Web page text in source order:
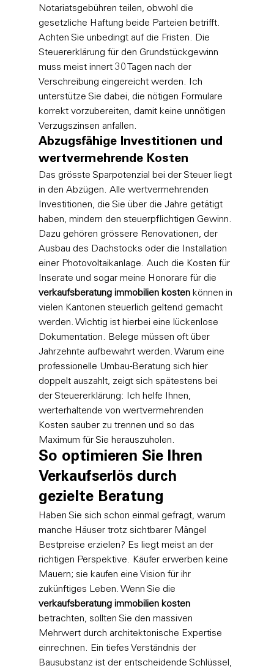
Notariatsgebühren teilen, obwohl die
gesetzliche Haftung beide Parteien betrifft.
Achten Sie unbedingt auf die Fristen. Die
Steuererklärung für den Grundstückgewinn
muss meist innert 30 Tagen nach der
Verschreibung eingereicht werden. Ich
unterstütze Sie dabei, die nötigen Formulare
korrekt vorzubereiten, damit keine unnötigen
Verzugszinsen anfallen.
Abzugsfähige Investitionen und
wertvermehrende Kosten
Das grösste Sparpotenzial bei der Steuer liegt
in den Abzügen. Alle wertvermehrenden
Investitionen, die Sie über die Jahre getätigt
haben, mindern den steuerpflichtigen Gewinn.
Dazu gehören grössere Renovationen, der
Ausbau des Dachstocks oder die Installation
einer Photovoltaikanlage. Auch die Kosten für
Inserate und sogar meine Honorare für die
verkaufsberatung immobilien kosten können in
vielen Kantonen steuerlich geltend gemacht
werden. Wichtig ist hierbei eine lückenlose
Dokumentation. Belege müssen oft über
Jahrzehnte aufbewahrt werden. Warum eine
professionelle Umbau-Beratung sich hier
doppelt auszahlt, zeigt sich spätestens bei
der Steuererklärung: Ich helfe Ihnen,
werterhaltende von wertvermehrenden
Kosten sauber zu trennen und so das
Maximum für Sie herauszuholen.
So optimieren Sie Ihren
Verkaufserlös durch
gezielte Beratung
Haben Sie sich schon einmal gefragt, warum
manche Häuser trotz sichtbarer Mängel
Bestpreise erzielen? Es liegt meist an der
richtigen Perspektive. Käufer erwerben keine
Mauern; sie kaufen eine Vision für ihr
zukünftiges Leben. Wenn Sie die
verkaufsberatung immobilien kosten
betrachten, sollten Sie den massiven
Mehrwert durch architektonische Expertise
einrechnen. Ein tiefes Verständnis der
Bausubstanz ist der entscheidende Schlüssel,